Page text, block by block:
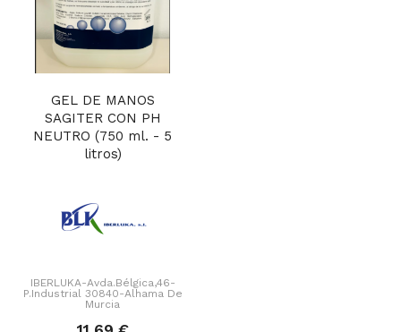
GEL DE MANOS
SAGITER CON PH
NEUTRO (750 ml. - 5
litros)
IBERLUKA-Avda.Bélgica,46-
P.Industrial 30840-Alhama De
Murcia